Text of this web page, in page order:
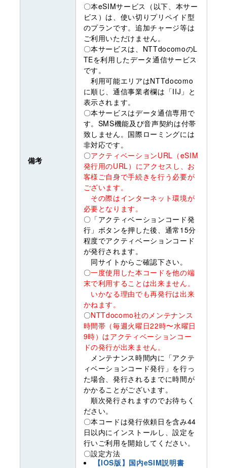
備考
〇本eSIMサービス（以下、本サー
ビス）は、使い切りプリペイド型
のプランです。追加チャージ等は
ご利用いただけません。
〇本サービスは、NTTdocomoのL
TEを利用したデータ通信サービス
です。
利用可能エリアはNTTdocomo
に順じ、通信事業者欄は「IIJ」と
表示されます。
〇本サービスはデータ通信専用で
す。SMS機能及び音声契約は付帯
致しません。国際ローミングには
非対応です。
〇アクティベーションURL（eSIM
発行用のURL）にアクセスし、お
客様ご自身で手続きを行う必要が
ございます。
その際はインターネット環境が
必要となります。
〇「アクティベーションコード発
行」ボタンを押した後、通常15分
程度でアクティベーションコード
が発行されます。
同サイトからご確認下さい。
〇一度使用した本コードを他の端
末で利用することは出来ません。
いかなる理由でも再発行は出来
かねます。
〇NTTdocomo社のメンテナンス
時間帯（毎週火曜日22時〜水曜日
9時）はアクティベーションコー
ドの発行が出来ません。
メンテナンス時間内に「アクテ
ィベーションコード発行」を行っ
た場合、発行されるまでに時間が
かかることがございます。
順次発行されますのでお待ちく
ださい。
〇本コードは発行依頼日を含み44
日以内にインストールし、設定を
行いご利用を開始してください。
〇設定方法
【IOS版】国内eSIM説明書